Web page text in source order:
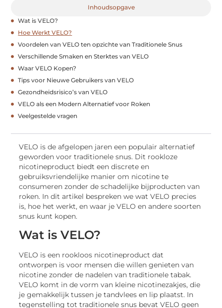
Inhoudsopgave
Wat is VELO?
Hoe Werkt VELO?
Voordelen van VELO ten opzichte van Traditionele Snus
Verschillende Smaken en Sterktes van VELO
Waar VELO Kopen?
Tips voor Nieuwe Gebruikers van VELO
Gezondheidsrisico’s van VELO
VELO als een Modern Alternatief voor Roken
Veelgestelde vragen
VELO is de afgelopen jaren een populair alternatief
geworden voor traditionele snus. Dit rookloze
nicotineproduct biedt een discrete en
gebruiksvriendelijke manier om nicotine te
consumeren zonder de schadelijke bijproducten van
roken. In dit artikel bespreken we wat VELO precies
is, hoe het werkt, en waar je VELO en andere soorten
snus kunt kopen.
Wat is VELO?
VELO is een rookloos nicotineproduct dat
ontworpen is voor mensen die willen genieten van
nicotine zonder de nadelen van traditionele tabak.
VELO komt in de vorm van kleine nicotinezakjes, die
je gemakkelijk tussen je tandvlees en lip plaatst. In
tegenstelling tot traditionele snus bevat VELO geen